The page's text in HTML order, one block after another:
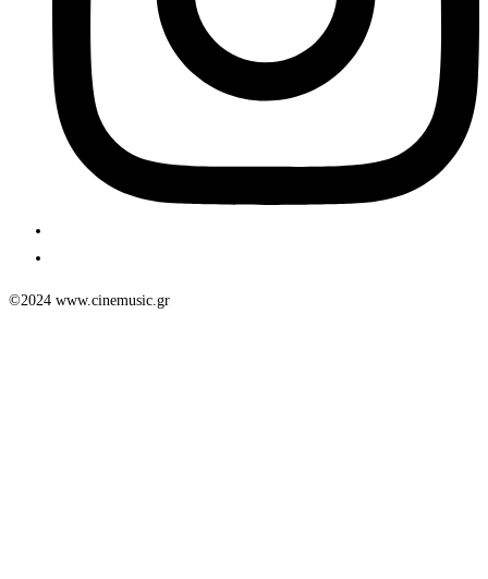
©2024 www.cinemusic.gr